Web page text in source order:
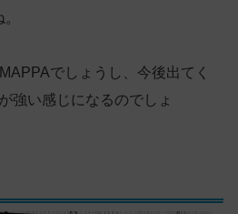
でしょうし、今後出てく
強い感じになるのでしょ